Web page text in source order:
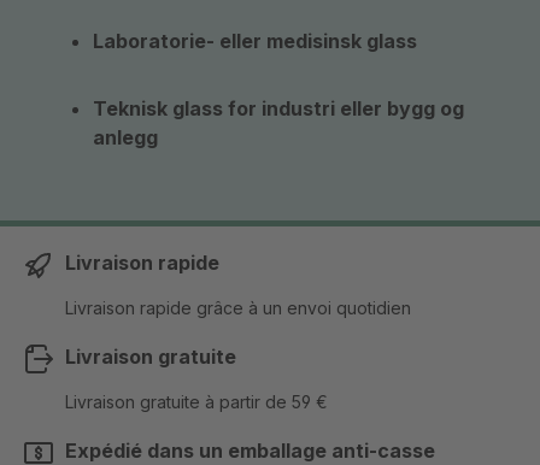
Laboratorie- eller medisinsk glass
Teknisk glass for industri eller bygg og
anlegg
Livraison rapide
Livraison rapide grâce à un envoi quotidien
Livraison gratuite
Livraison gratuite à partir de 59 €
Expédié dans un emballage anti-casse